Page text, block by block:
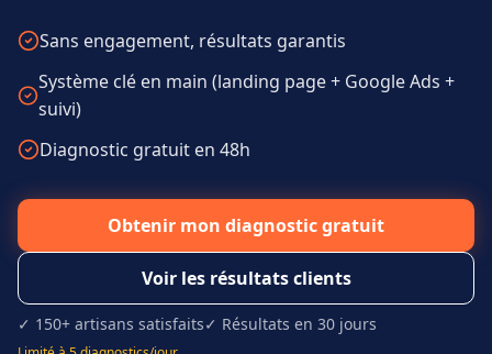
Sans engagement, résultats garantis
Système clé en main (landing page + Google Ads +
suivi)
Diagnostic gratuit en 48h
Obtenir mon diagnostic gratuit
Voir les résultats clients
✓ 150+ artisans satisfaits✓ Résultats en 30 jours